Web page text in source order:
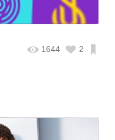
1644 2